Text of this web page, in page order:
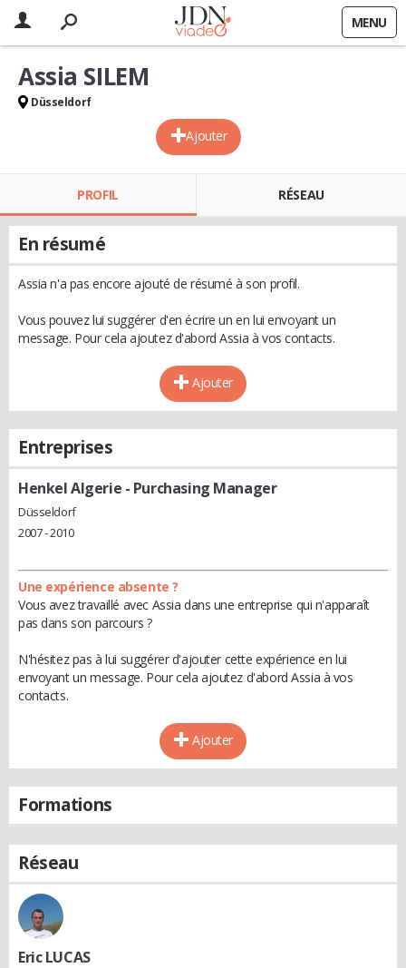
MENU
Ajouter
Assia SILEM
Düsseldorf
PROFIL RÉSEAU
En résumé
Assia n'a pas encore ajouté de résumé à son profil.
Vous pouvez lui suggérer d'en écrire un en lui envoyant un
message. Pour cela ajoutez d'abord Assia à vos contacts.
Ajouter
Entreprises
Henkel Algerie - Purchasing Manager
Düsseldorf
2007 - 2010
Une expérience absente ?
Vous avez travaillé avec Assia dans une entreprise qui n'apparaît
pas dans son parcours ?
N'hésitez pas à lui suggérer d'ajouter cette expérience en lui
envoyant un message. Pour cela ajoutez d'abord Assia à vos
contacts.
Ajouter
Formations
Réseau
Eric LUCAS